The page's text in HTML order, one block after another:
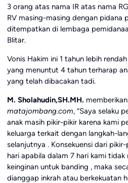
3 orang atas nama IR atas nama
RV masing-masing dengan pidana
ditempatkan di lembaga
Blitar.
Vonis Hakim ini 1 tahun lebih
yang menuntut 4 tahun terharap
yang telah dibacakan tadi.
M. Sholahudin,SH.MH.
matajombang.com, “Saya selaku
anak masih pikir-pikir karena kami
keluarga terkait dengan langkah-
selanjutnya . Konsekuensi dari
hari apabila dalam 7 hari kami
keinginan untuk banding , maka
dianggap inkrah atau berkekuatan